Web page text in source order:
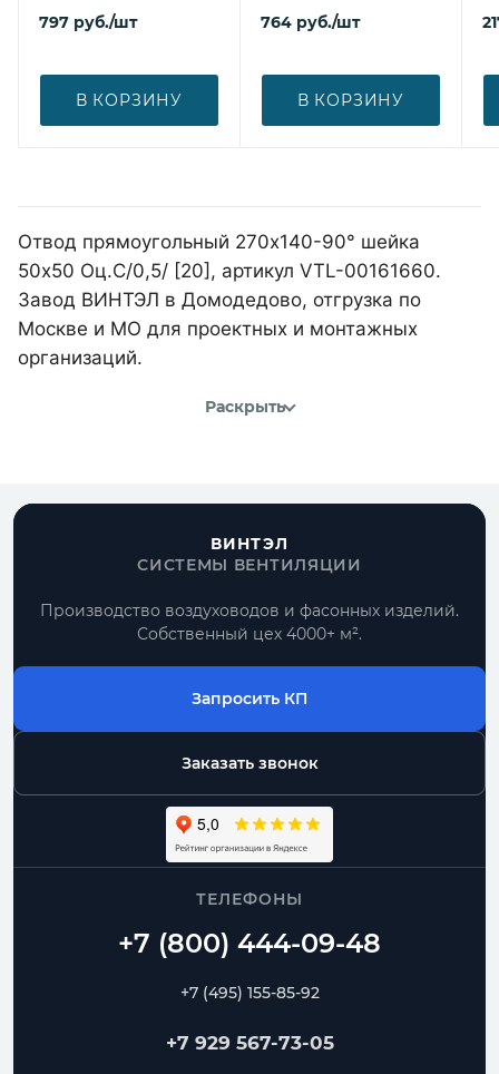
797 руб./шт
В КОРЗИНУ
764 руб./шт
В КОРЗИНУ
Отвод прямоугольный 270х140-90° шейка
50х50 Оц.С/0,5/ [20], артикул VTL-00161660.
Завод ВИНТЭЛ в Домодедово, отгрузка по
Москве и МО для проектных и монтажных
организаций.
Раскрыть
ВИНТЭЛ
СИСТЕМЫ ВЕНТИЛЯЦИИ
Производство воздуховодов и фасонных изделий.
Собственный цех 4000+ м².
Запросить КП
Заказать звонок
ТЕЛЕФОНЫ
+7 (495) 155-85-92
+7 929 567-73-05